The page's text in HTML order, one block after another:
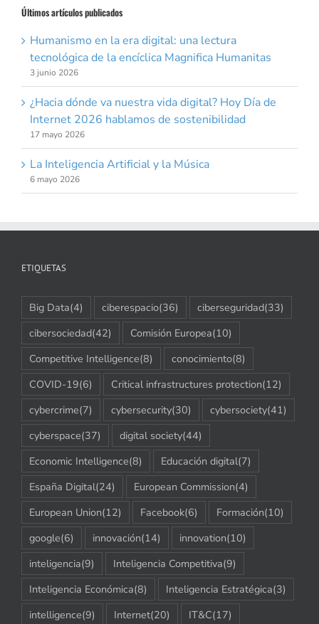
Últimos artículos publicados
Humanismo en la era digital: una lectura
tecnológica de la encíclica Magnifica Humanitas
3 junio 2026
¿Hacia dónde va nuestra vida digital? Hoy Día de
Internet 2026 hablamos de sostenibilidad
17 mayo 2026
La Inteligencia Artificial y la Música
6 mayo 2026
ETIQUETAS
Big Data(4) ciberespacio(36) ciberseguridad(33)
cibersociedad(42) Comisión Europea(10)
Competitive Intelligence(8) conocimiento(8)
COVID-19(6) Critical infrastructures protection(12)
cybercrime(7) cybersecurity(30) cybersociety(41)
cyberspace(37) digital society(44)
Economic Intelligence(8) Educación digital(7)
España Digital(24) European Commission(4)
European Union(12) Facebook(6) Formación(10)
google(6) innovación(14) innovation(10)
inteligencia(9) Inteligencia Competitiva(9)
Inteligencia Económica(8) Inteligencia Estratégica(3)
intelligence(9) Internet(20) IT&C(17)